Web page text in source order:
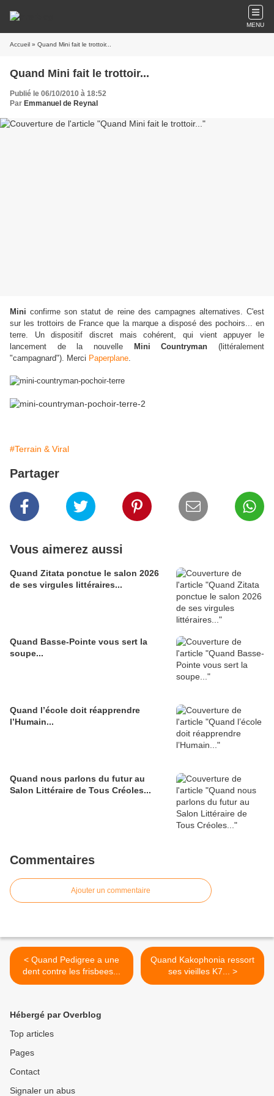
MENU
Accueil » Quand Mini fait le trottoir...
Quand Mini fait le trottoir...
Publié le 06/10/2010 à 18:52
Par Emmanuel de Reynal
Mini confirme son statut de reine des campagnes alternatives. C'est
sur les trottoirs de France que la marque a disposé des pochoirs... en
terre. Un dispositif discret mais cohérent, qui vient appuyer le
lancement de la nouvelle
Mini Countryman (littéralement
"campagnard"). Merci Paperplane.
#Terrain & Viral
Partager
Vous aimerez aussi
Quand Zitata ponctue le salon 2026
de ses virgules littéraires...
Quand Basse-Pointe vous sert la
soupe...
Quand l’école doit réapprendre
l’Humain...
Quand nous parlons du futur au
Salon Littéraire de Tous Créoles...
Commentaires
Ajouter un commentaire
< Quand Pedigree a une
dent contre les frisbees...
Quand Kakophonia ressort
ses vieilles K7... >
Hébergé par Overblog
Top articles
Pages
Contact
Signaler un abus